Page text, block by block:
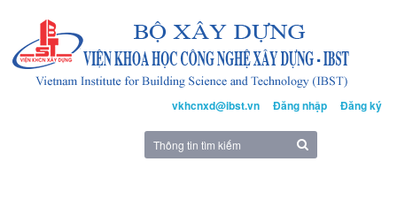
vkhcnxd@ibst.vn Đăng nhập Đăng ký